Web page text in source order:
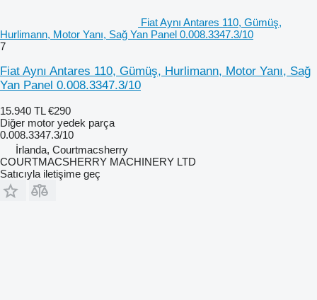
Fiat Aynı Antares 110, Gümüş,
Hurlimann, Motor Yanı, Sağ Yan Panel 0.008.3347.3/10
7
Fiat Aynı Antares 110, Gümüş, Hurlimann, Motor Yanı, Sağ
Yan Panel 0.008.3347.3/10
15.940 TL €290
Diğer motor yedek parça
0.008.3347.3/10
İrlanda, Courtmacsherry
COURTMACSHERRY MACHINERY LTD
Satıcıyla iletişime geç